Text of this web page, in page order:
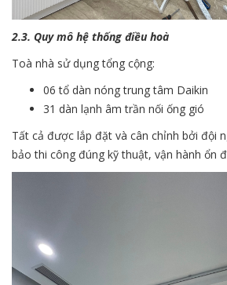
2.3. Quy mô hệ thống điều hoà
Toà nhà sử dụng tổng cộng:
06 tổ dàn nóng trung tâm Daikin
31 dàn lạnh âm trần nối ống gió
Tất cả được lắp đặt và cân chỉnh bởi đội
bảo thi công đúng kỹ thuật, vận hành ổn